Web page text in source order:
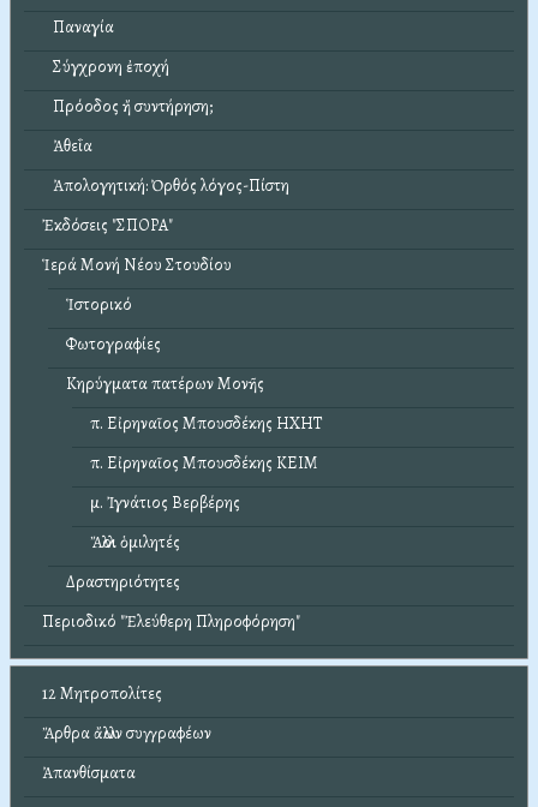
Παναγία
Σύγχρονη ἐποχή
Πρόοδος ἤ συντήρηση;
Ἀθεΐα
Ἀπολογητική: Ὀρθός λόγος-Πίστη
Ἐκδόσεις "ΣΠΟΡΑ"
Ἱερά Μονή Νέου Στουδίου
Ἱστορικό
Φωτογραφίες
Κηρύγματα πατέρων Μονῆς
π. Εἰρηναῖος Μπουσδέκης ΗΧΗΤ
π. Εἰρηναῖος Μπουσδέκης ΚΕΙΜ
μ. Ἰγνάτιος Βερβέρης
Ἄλλοι ὁμιλητές
Δραστηριότητες
Περιοδικό "Ἐλεύθερη Πληροφόρηση"
12 Μητροπολίτες
Ἄρθρα ἄλλων συγγραφέων
Ἀπανθίσματα